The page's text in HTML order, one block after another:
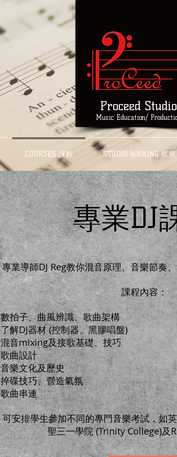
Proceed Studio
Music Education/
COURSES 課程 STUDIO BOOKING 租房
專業DJ
專業導師DJ Reg教你混音原理、音樂節奏
課程內容：
數拍子、曲風辨識、歌曲架構
了解DJ器材 (控制器、黑膠唱盤)
混音mixing及接歌基礎、技巧
歌曲設計
音樂文化及歷史
捽碟技巧、營造氣氛
歌曲串連
可安排學生參加不同的專門音樂考試，如​
聖三一學院 (Trinity College)及